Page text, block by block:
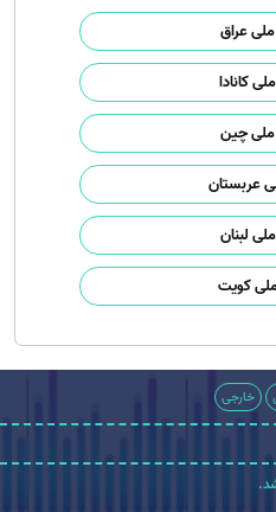
عراق
کانادا
چین
عربستان
لبنان
کویت
خارجی